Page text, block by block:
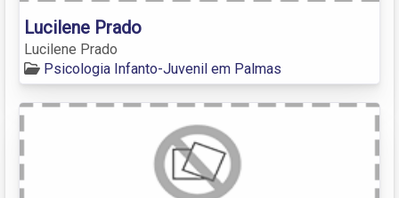
Lucilene Prado
Lucilene Prado
Psicologia Infanto-Juvenil em Palmas